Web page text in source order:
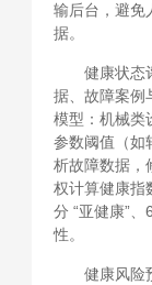
输后台，避免
据。
健康状态
据、故障案例
模型：机械类
参数阈值（如
析故障数据，
权计算健康指
分 “亚健康”
性。
健康风险